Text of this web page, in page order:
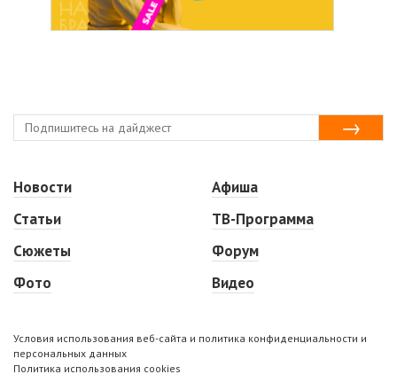
Новости
Статьи
Сюжеты
Фото
Афиша
ТВ-Программа
Форум
Видео
Условия использования веб-сайта и политика конфиденциальности и
персональных данных
Политика использования cookies